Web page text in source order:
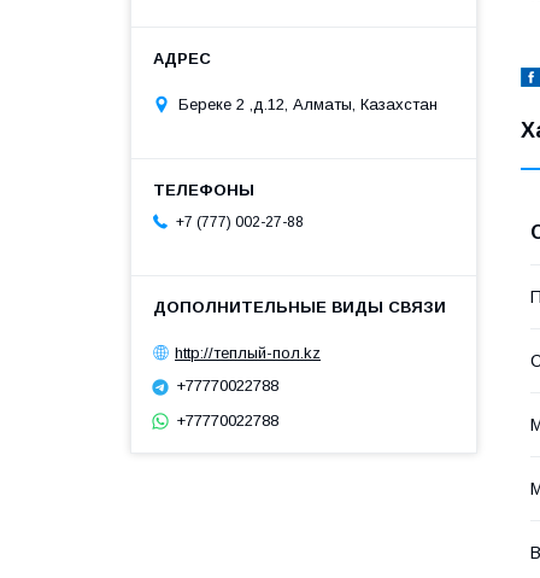
Береке 2 ,д.12, Алматы, Казахстан
+7 (777) 002-27-88
http://теплый-пол.kz
+77770022788
+77770022788